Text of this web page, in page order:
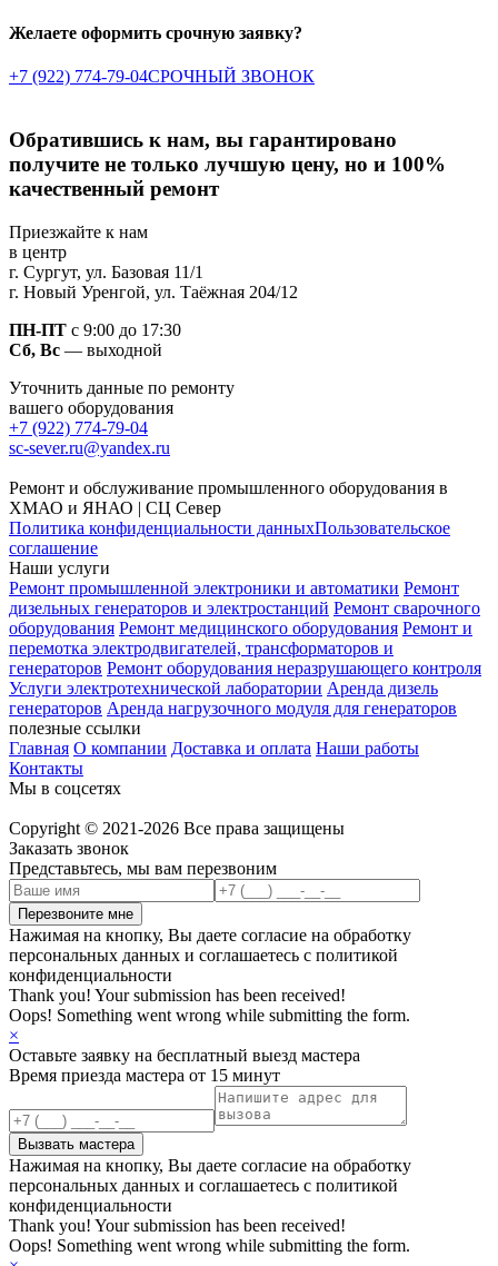
Желаете оформить срочную заявку?
+7 (922) 774-79-04СРОЧНЫЙ ЗВОНОК
Обратившись к нам, вы гарантировано
получите не только лучшую цену, но и 100%
качественный ремонт
Приезжайте к нам
в центр
г. Сургут, ул. Базовая 11/1
г. Новый Уренгой, ул. Таёжная 204/12
ПН-ПТ с 9:00 до 17:30
Сб, Вс — выходной
Уточнить данные по ремонту
вашего оборудования
+7 (922) 774-79-04
sc-sever.ru@yandex.ru
Ремонт и обслуживание промышленного оборудования в
ХМАО и ЯНАО | СЦ Север
Политика конфиденциальности данныхПользовательское
соглашение
Наши услуги
Ремонт промышленной электроники и автоматики Ремонт
дизельных генераторов и электростанций Ремонт сварочного
оборудования Ремонт медицинского оборудования Ремонт и
перемотка электродвигателей, трансформаторов и
генераторов Ремонт оборудования неразрушающего контроля
Услуги электротехнической лаборатории Аренда дизель
генераторов Аренда нагрузочного модуля для генераторов
полезные ссылки
Главная О компании Доставка и оплата Наши работы
Контакты
Мы в соцсетях
Copyright © 2021-2026 Все права защищены
Заказать звонок
Представьтесь, мы вам перезвоним
Нажимая на кнопку, Вы даете согласие на обработку
персональных данных и соглашаетесь с политикой
конфиденциальности
Thank you! Your submission has been received!
Oops! Something went wrong while submitting the form.
×
Оставьте заявку на бесплатный выезд мастера
Время приезда мастера от 15 минут
Нажимая на кнопку, Вы даете согласие на обработку
персональных данных и соглашаетесь с политикой
конфиденциальности
Thank you! Your submission has been received!
Oops! Something went wrong while submitting the form.